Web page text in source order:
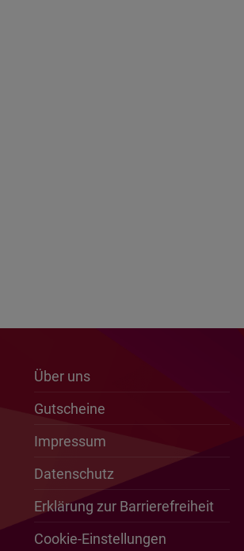
Über uns
Gutscheine
Impressum
Datenschutz
Erklärung zur Barrierefreiheit
Cookie-Einstellungen